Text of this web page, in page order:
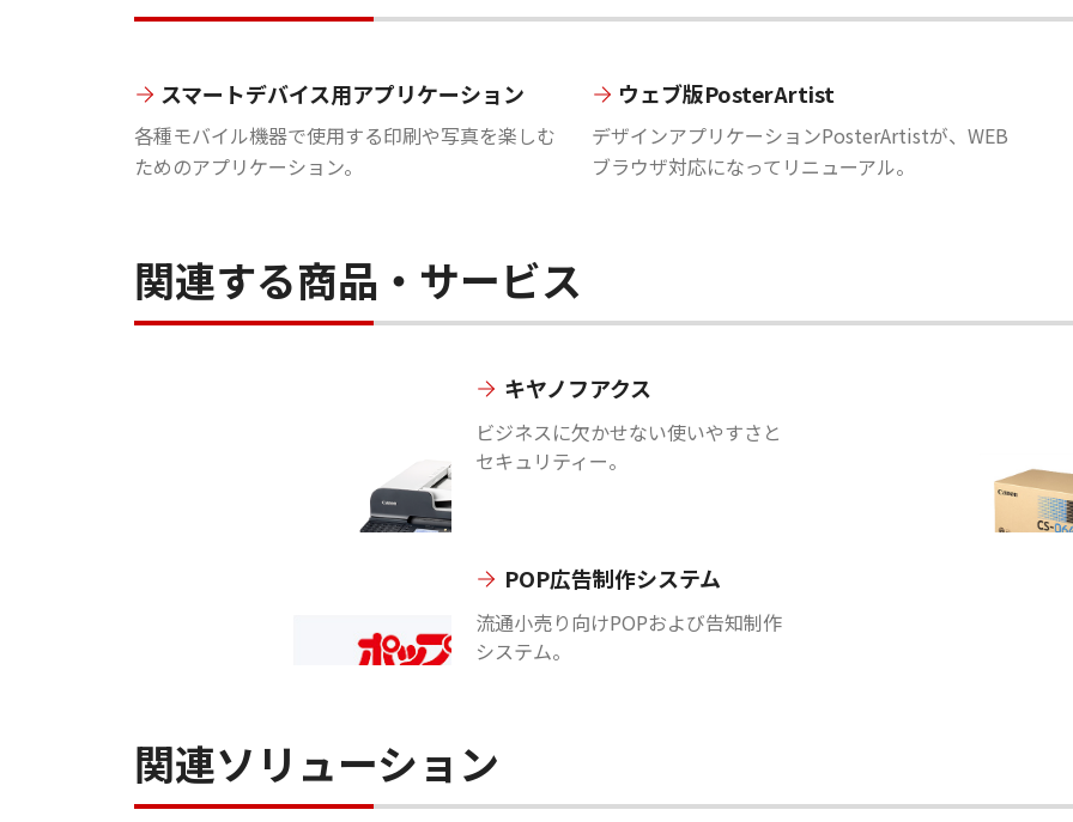
スマートデバイス用アプリケーション
各種モバイル機器で使用する印刷や写真を楽しむ
ためのアプリケーション。
ウェブ版PosterArtist
デザインアプリケーションPosterArtistが、WEB
ブラウザ対応になってリニューアル。
関連する商品・サービス
キヤノフアクス
ビジネスに欠かせない使いやすさと
セキュリティー。
POP広告制作システム
流通小売り向けPOPおよび告知制作
システム。
関連ソリューション